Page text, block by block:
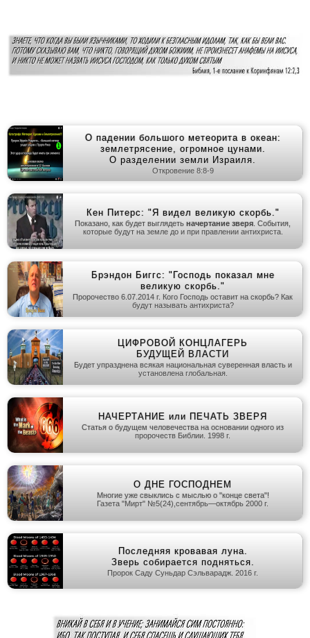
О падении большого метеорита в океан:
землетрясение, огромное цунами.
О разделении земли Израиля.
Откровение 8:8-9
Кен Питерс: "Я видел великую скорбь."
Показано, как будет выглядеть начертание зверя. События,
которые будут на земле до и при правлении антихриста.
Брэндон Биггс: "Господь показал мне
великую скорбь."
Пророчество 6.07.2014 г. Кого Господь оставит на скорбь? Как
будут называть антихриста?
ЦИФРОВОЙ КОНЦЛАГЕРЬ
БУДУЩЕЙ ВЛАСТИ
Будет упразднена всякая национальная суверенная власть и
установлена глобальная.
НАЧЕРТАНИЕ или ПЕЧАТЬ ЗВЕРЯ
Статья о будущем человечества на основании одного из
пророчеств Библии. 1998 г.
О ДНЕ ГОСПОДНЕМ
Многие уже свыклись с мыслью о "конце света"!
Газета "Мирт" №5(24),сентябрь—октябрь 2000 г.
Последняя кровавая луна.
Зверь собирается подняться.
Пророк Саду Суньдар Сэльварадж. 2016 г.